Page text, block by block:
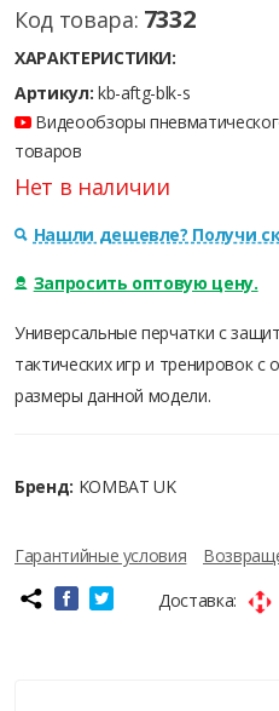
Код товара: 7332
ХАРАКТЕРИСТИКИ:
Артикул: kb-aftg-blk-s
Видеообзоры
товаров
Нет в наличии
Нашли дешевле? Получи
Запросить оптовую цену.
Универсальные перчатки с
тактических игр и тренировок
размеры данной модели.
Бренд: KOMBAT UK
Гарантийные условия
Доставка: